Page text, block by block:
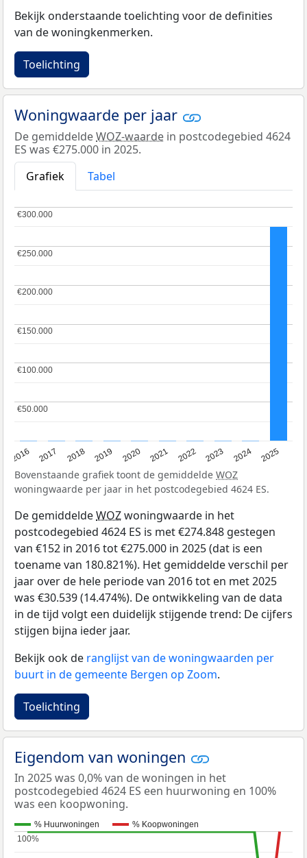
Bekijk onderstaande toelichting voor de definities
van de woningkenmerken.
Toelichting
Woningwaarde per jaar
De gemiddeldeWOZ-waarde in postcodegebied 4624
ES was €275.000 in 2025.
Grafiek
Tabel
2016 2017 2018 2019 2020 2021 2022 2023 2024 2025
€50.000
€50.000
€100.000
€100.000
€150.000
€150.000
€200.000
€200.000
€250.000
€250.000
€300.000
€300.000
Bovenstaande grafiek toont de gemiddelde WOZ
woningwaarde per jaar in het postcodegebied 4624 ES.
De gemiddeldeWOZwoningwaarde in het
postcodegebied 4624 ES is met €274.848 gestegen
van €152 in 2016 tot €275.000 in 2025 (dat is een
toename van 180.821%). Het gemiddelde verschil per
jaar over de hele periode van 2016 tot en met 2025
was €30.539 (14.474%). De ontwikkeling van de data
in de tijd volgt een duidelijk stijgende trend: De cijfers
stijgen bijna ieder jaar.
Bekijk ook de ranglijst van de woningwaarden per
buurt in de gemeente Bergen op Zoom.
Toelichting
Eigendom van woningen
In 2025 was 0,0% van de woningen in het
postcodegebied 4624 ES een huurwoning en 100%
was een koopwoning.
% Huurwoningen
% Koopwoningen
100%
100%